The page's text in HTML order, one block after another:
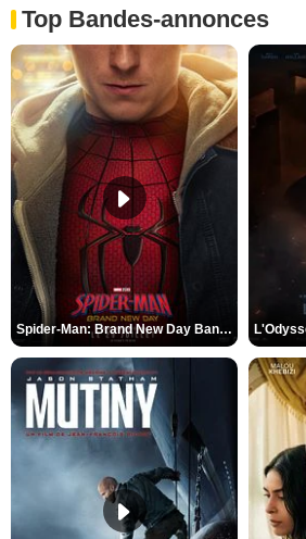
Top Bandes-annonces
Spider-Man: Brand New Day Bande-annonce VO STFR